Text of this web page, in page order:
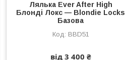
Лялька Ever After High
Блонді Локс — Blondie Locks
Базова
BBD51
від 3 400 ₴